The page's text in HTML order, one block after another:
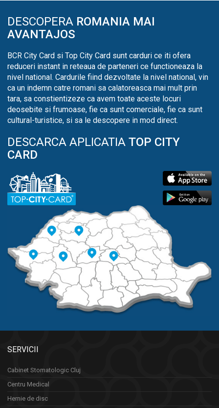
DESCOPERA ROMANIA MAI
AVANTAJOS
BCR City Card si Top City Card sunt carduri ce iti ofera
reduceri instant in reteaua de parteneri ce functioneaza la
nivel national. Cardurile fiind dezvoltate la nivel national, vin
ca un indemn catre romani sa calatoreasca mai mult prin
tara, sa constientizeze ca avem toate aceste locuri
deosebite si frumoase, fie ca sunt comerciale, fie ca sunt
cultural-turistice, si sa le descopere in mod direct.
DESCARCA APLICATIA TOP CITY
CARD
SERVICII
Cabinet Stomatologic Cluj
Centru Medical
Hernie de disc